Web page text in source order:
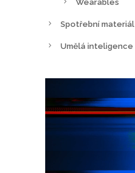
Wearables
Spotřební materiál
Umělá inteligence